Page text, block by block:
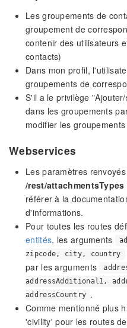
Les groupements de
groupement de
contenir des utilisateurs
contacts)
Dans mon profil,
groupements de
S'il a le privilège
dans les groupements
modifier les
Webservices
Les paramètres
/rest/attachmentsTypes
référer à la
d'informations.
Pour toutes les routes
entités, les arguments
zipcode, city, country
par les arguments
addressAdditional1,
addressCountry .
Comme mentionné plus
'civility' pour les routes